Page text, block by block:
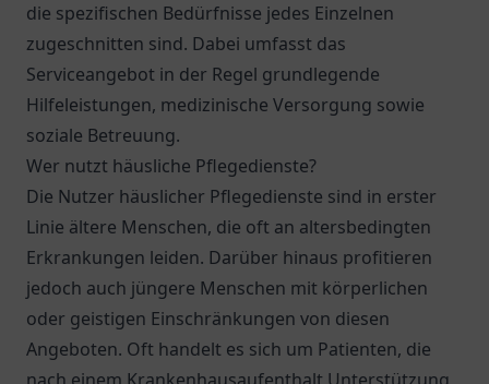
die spezifischen Bedürfnisse jedes Einzelnen
zugeschnitten sind. Dabei umfasst das
Serviceangebot in der Regel grundlegende
Hilfeleistungen, medizinische Versorgung sowie
soziale Betreuung.
Wer nutzt häusliche Pflegedienste?
Die Nutzer häuslicher Pflegedienste sind in erster
Linie ältere Menschen, die oft an altersbedingten
Erkrankungen leiden. Darüber hinaus profitieren
jedoch auch jüngere Menschen mit körperlichen
oder geistigen Einschränkungen von diesen
Angeboten. Oft handelt es sich um Patienten, die